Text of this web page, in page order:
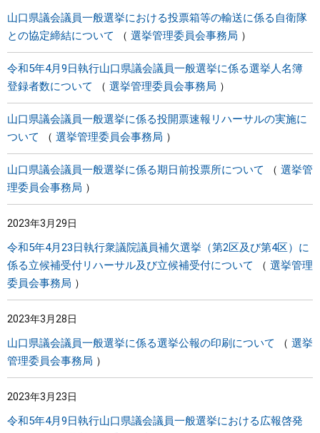
山口県議会議員一般選挙における投票箱等の輸送に係る自衛隊
との協定締結について
選挙管理委員会事務局
令和5年4月9日執行山口県議会議員一般選挙に係る選挙人名簿
登録者数について
選挙管理委員会事務局
山口県議会議員一般選挙に係る投開票速報リハーサルの実施に
ついて
選挙管理委員会事務局
山口県議会議員一般選挙に係る期日前投票所について
選挙管
理委員会事務局
2023年3月29日
令和5年4月23日執行衆議院議員補欠選挙（第2区及び第4区）に
係る立候補受付リハーサル及び立候補受付について
選挙管理
委員会事務局
2023年3月28日
山口県議会議員一般選挙に係る選挙公報の印刷について
選挙
管理委員会事務局
2023年3月23日
令和5年4月9日執行山口県議会議員一般選挙における広報啓発